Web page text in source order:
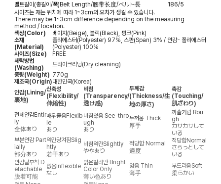
벨트길이(총길이/폭)Belt Length/腰带长度/ベルト長
186/5
사이즈는 재는 위치에 따라 1~3cm의 오차가 생길 수 있습니다.
There may be 1~3cm difference depending on the measuring
method / location.
색상(Color)
베이지(Beige), 블랙(Black), 핑크(Pink)
소재
(Material)
폴리에스터(Polyester) 97%, 스판(Span) 3% / 안감- 폴리에스터
(Polyester) 100%
사이즈(Size)
FREE
세탁방법
(Washing)
드라이크리닝(Dry cleaning)
중량(Weight) 770g
제조국(Origin)대한민국(Korea)
안감(Lining/
裏地)
신축성
(Flexibility/
伸縮性)
비침
(Transparency/
透け感)
두께감
(Thickness/生
地の厚さ)
촉감
(Touching/
肌ざわり)
전체안감Entir
ly
全体あり
매우좋음Flexib
le
あり
비침있음 See-thro
ugh
あり
두꺼움 Thick
厚手
까슬거림 Rou
gh
カサカサして
いる
부분안감 Part
ially
部分あり
약간당겨짐Slig
htly
若干あり
비침약간Slightly
ややあり
적당함 Normal
適度
적당함Normal
さらっとして
いる
안감탈부착 D
etachable
脱着可能
없음Inflexible
なし
밝은칼라만 Bright
Color Only
薄い色あり
얇음 Thin
薄手
부드러움Soft
柔らかい